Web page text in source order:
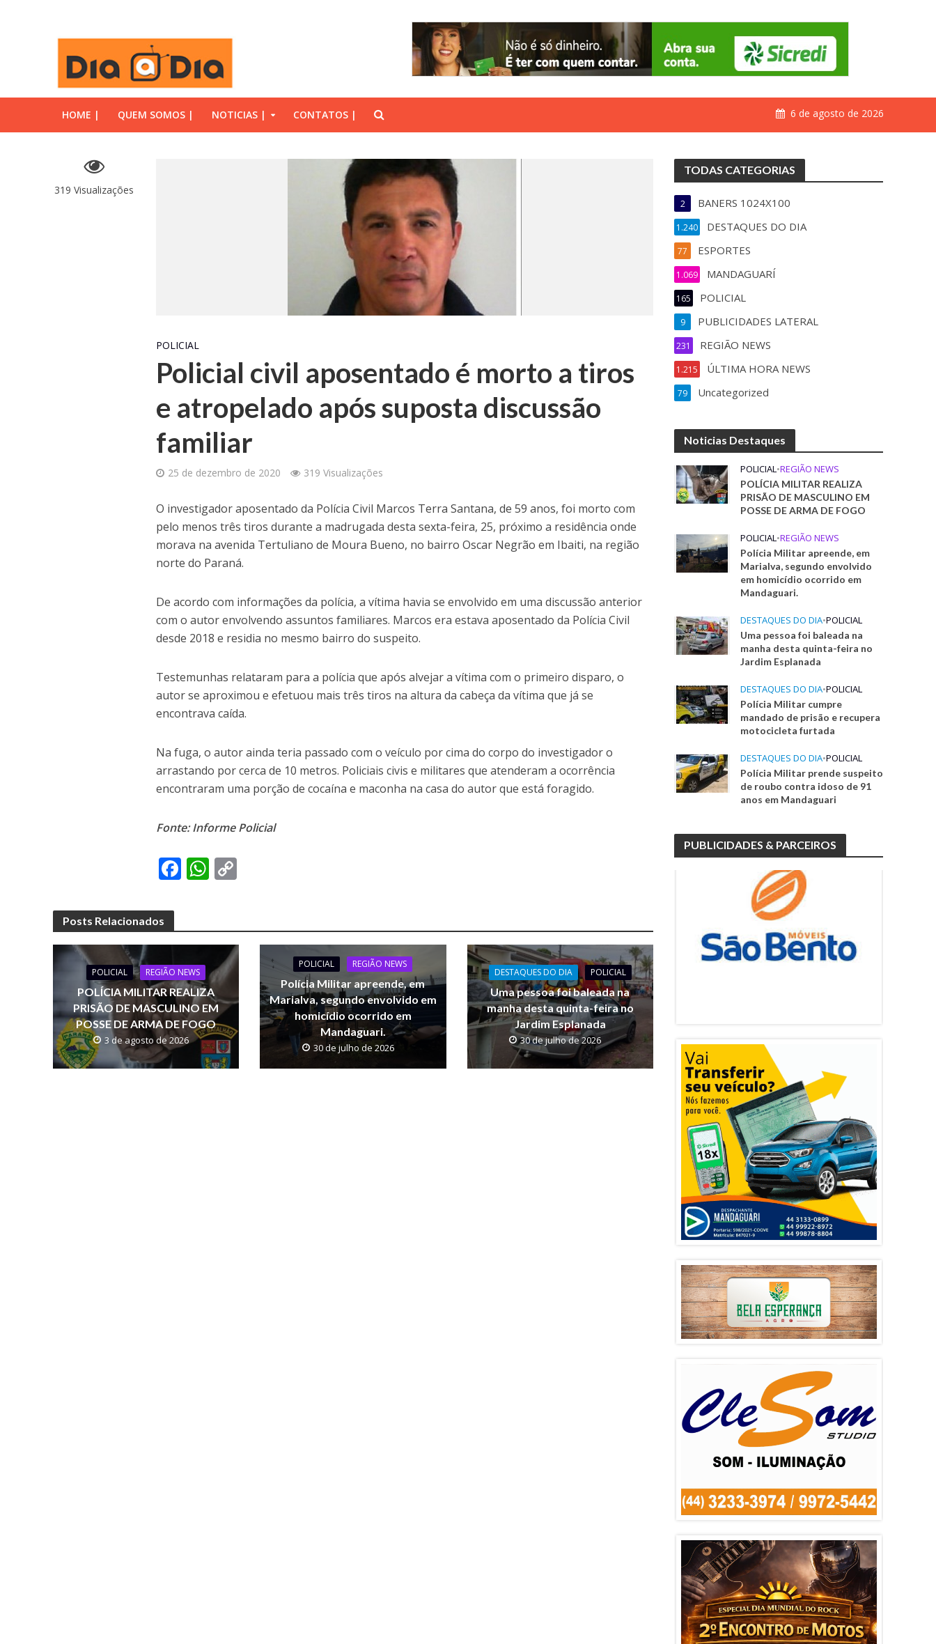
HOME | QUEM SOMOS | NOTICIAS | CONTATOS | 6 de agosto de 2026
319 Visualizações
POLICIAL
Policial civil aposentado é morto a tiros
e atropelado após suposta discussão
familiar
25 de dezembro de 2020 319 Visualizações
O investigador aposentado da Polícia Civil Marcos Terra Santana, de 59 anos, foi morto com
pelo menos três tiros durante a madrugada desta sexta-feira, 25, próximo a residência onde
morava na avenida Tertuliano de Moura Bueno, no bairro Oscar Negrão em Ibaiti, na região
norte do Paraná.
De acordo com informações da polícia, a vítima havia se envolvido em uma discussão anterior
com o autor envolvendo assuntos familiares. Marcos era estava aposentado da Polícia Civil
desde 2018 e residia no mesmo bairro do suspeito.
Testemunhas relataram para a polícia que após alvejar a vítima com o primeiro disparo, o
autor se aproximou e efetuou mais três tiros na altura da cabeça da vítima que já se
encontrava caída.
Na fuga, o autor ainda teria passado com o veículo por cima do corpo do investigador o
arrastando por cerca de 10 metros. Policiais civis e militares que atenderam a ocorrência
encontraram uma porção de cocaína e maconha na casa do autor que está foragido.
Fonte: Informe Policial
F
b
o
o
k
W
s
A
p
p
y
Li
k
Posts Relacionados
POLICIAL REGIÃO NEWS
POLÍCIA MILITAR REALIZA
PRISÃO DE MASCULINO EM
POSSE DE ARMA DE FOGO
3 de agosto de 2026
POLICIAL REGIÃO NEWS
Polícia Militar apreende, em
Marialva, segundo envolvido em
homicídio ocorrido em
Mandaguari.
30 de julho de 2026
DESTAQUES DO DIA POLICIAL
Uma pessoa foi baleada na
manha desta quinta-feira no
Jardim Esplanada
30 de julho de 2026
TODAS CATEGORIAS
BANERS 1024X100
2
DESTAQUES DO DIA
1.240
ESPORTES
77
MANDAGUARÍ
1.069
POLICIAL
165
PUBLICIDADES LATERAL
9
REGIÃO NEWS
231
ÚLTIMA HORA NEWS
1.215
Uncategorized
79
Noticias Destaques
POLICIAL•REGIÃO NEWS
POLÍCIA MILITAR REALIZA
PRISÃO DE MASCULINO EM
POSSE DE ARMA DE FOGO
POLICIAL•REGIÃO NEWS
Polícia Militar apreende, em
Marialva, segundo envolvido
em homicídio ocorrido em
Mandaguari.
DESTAQUES DO DIA•POLICIAL
Uma pessoa foi baleada na
manha desta quinta-feira no
Jardim Esplanada
DESTAQUES DO DIA•POLICIAL
Polícia Militar cumpre
mandado de prisão e recupera
motocicleta furtada
DESTAQUES DO DIA•POLICIAL
Polícia Militar prende suspeito
de roubo contra idoso de 91
anos em Mandaguari
PUBLICIDADES & PARCEIROS